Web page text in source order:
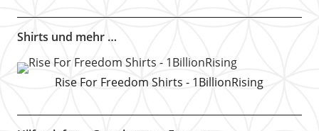
Shirts und mehr …
Rise For Freedom Shirts - 1BillionRising